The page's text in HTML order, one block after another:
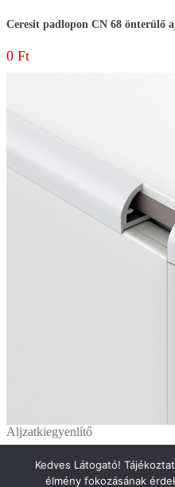
Ceresit padlopon CN 68 önterülő
0 Ft
Aljzatkiegyenlítő
Kvarc Ultratec 2-15mm
Kedves Látogató!
élmény fokozásának